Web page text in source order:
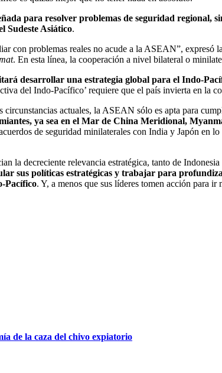
para resolver problemas de seguridad regional,
Sudeste Asiático.
con problemas reales no acude a la ASEAN”,
. En esta línea, la cooperación a nivel bilateral o
desarrollar una estrategia global para el Indo-
del Indo-Pacífico’ requiere que el país invierta en la
actuales, la ASEAN sólo es apta para
ya sea en el Mar de China Meridional,
de seguridad minilaterales con India y Japón en
la decreciente relevancia estratégica, tanto de
sus políticas estratégicas y trabajar para
Pacífico. Y, a menos que sus líderes tomen acción para
de la caza del chivo expiatorio